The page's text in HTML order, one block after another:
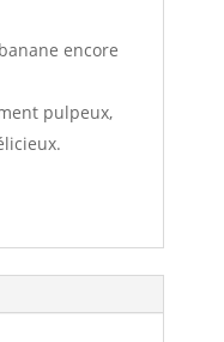
encore
pulpeux,